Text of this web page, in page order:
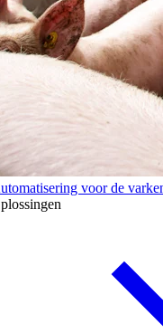
voor de